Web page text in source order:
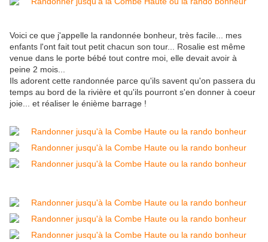
Voici ce que j'appelle la randonnée bonheur, très facile... mes
enfants l'ont fait tout petit chacun son tour... Rosalie est même
venue dans le porte bébé tout contre moi, elle devait avoir à
peine 2 mois...
Ils adorent cette randonnée parce qu'ils savent qu'on passera du
temps au bord de la rivière et qu'ils pourront s'en donner à coeur
joie... et réaliser le énième barrage !